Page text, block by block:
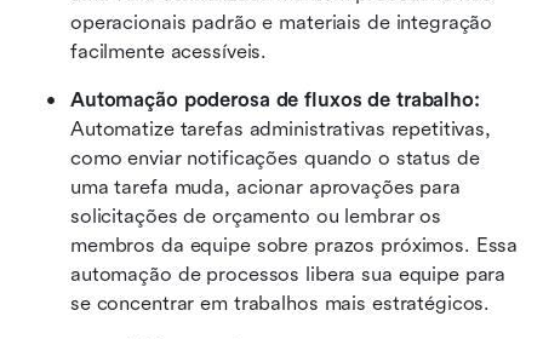
operacionais padrão e materiais de integração
facilmente acessíveis.
Automatize tarefas administrativas repetitivas,
como enviar notificações quando o status de
uma tarefa muda, acionar aprovações para
solicitações de orçamento ou lembrar os
membros da equipe sobre prazos próximos. Essa
automação de processos libera sua equipe para
se concentrar em trabalhos mais estratégicos.